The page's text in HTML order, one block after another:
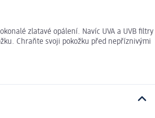
zlatavé opálení. Navíc UVA a UVB filtry
Chraňte svoji pokožku před nepříznivými